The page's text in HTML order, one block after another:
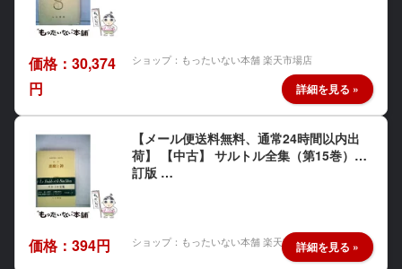
価格：30,374
円
ショップ：もったいない本舗 楽天市場店
【メール便送料無料、通常24時間以内出
荷】 【中古】 サルトル全集（第15巻）改
訂版 …
価格：394円 ショップ：もったいない本舗 楽天市場店